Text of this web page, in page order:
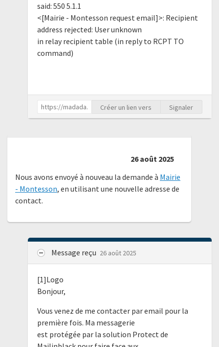
said: 550 5.1.1
<[Mairie - Montesson request email]>: Recipient
address rejected: User unknown
in relay recipient table (in reply to RCPT TO
command)
Créer un lien vers Signaler
26 août 2025
Nous avons envoyé à nouveau la demande à Mairie
- Montesson, en utilisant une nouvelle adresse de
contact.
Message reçu 26 août 2025
[1]Logo
Bonjour,
Vous venez de me contacter par email pour la
première fois. Ma messagerie
est protégée par la solution Protect de